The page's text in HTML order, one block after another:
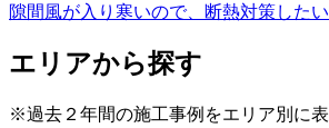
隙間風が入り寒いので、断熱対策したい
エリアから探す
※過去２年間の施工事例をエリア別に表